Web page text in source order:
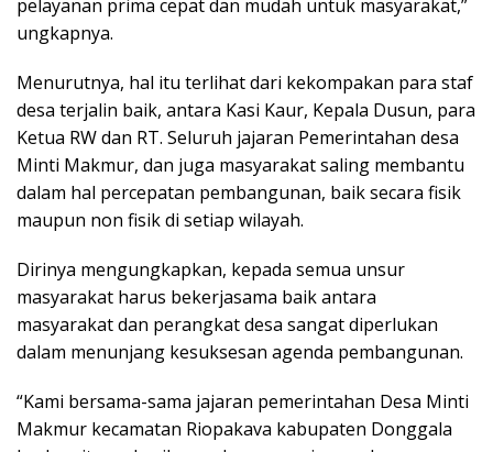
pelayanan prima cepat dan mudah untuk masyarakat,”
ungkapnya.
Menurutnya, hal itu terlihat dari kekompakan para staf
desa terjalin baik, antara Kasi Kaur, Kepala Dusun, para
Ketua RW dan RT. Seluruh jajaran Pemerintahan desa
Minti Makmur, dan juga masyarakat saling membantu
dalam hal percepatan pembangunan, baik secara fisik
maupun non fisik di setiap wilayah.
Dirinya mengungkapkan, kepada semua unsur
masyarakat harus bekerjasama baik antara
masyarakat dan perangkat desa sangat diperlukan
dalam menunjang kesuksesan agenda pembangunan.
“Kami bersama-sama jajaran pemerintahan Desa Minti
Makmur kecamatan Riopakava kabupaten Donggala